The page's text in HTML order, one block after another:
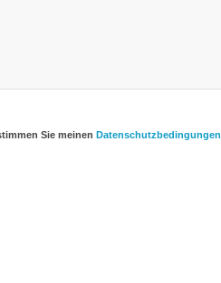
Sie meinen Datenschutzbedingungen